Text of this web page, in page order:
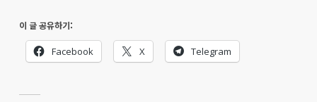
이 글 공유하기:
Facebook X Telegram